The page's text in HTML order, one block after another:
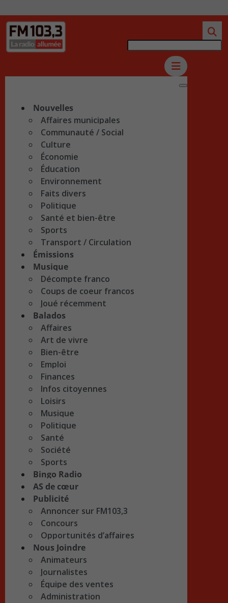
Nouvelles
Affaires municipales
Communauté / Social
Culture
Économie
Éducation
Environnement
Faits divers
Politique
Santé et bien-être
Sports
Transport / Circulation
Émissions
Musique
Décompte franco
Coups de coeur francos
Joué récemment
Balados
Affaires
Art de vivre
Bien-être
Emploi
Finances
Infos citoyennes
Loisirs
Musique
Politique
Santé
Société
Sports
Bingo Radio
AS de cœur
Publicité
Annoncer sur FM103,3
Concours
Opportunités d’affaires
Nous Joindre
Animateurs
Journalistes
Équipe des ventes
Administration